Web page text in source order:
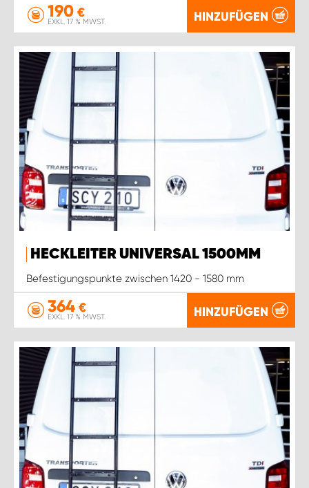
190 €
EXKL. 17 % MWST. HINZUFÜGEN
HECKLEITER UNIVERSAL 1500MM
Befestigungspunkte zwischen 1420 - 1580 mm
364 €
EXKL. 17 % MWST. HINZUFÜGEN